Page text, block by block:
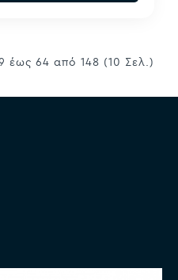
έως 64 από 148 (10 Σελ.)